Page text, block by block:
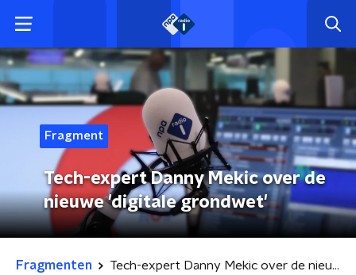
Fragment
Tech-expert Danny Mekic over de
nieuwe 'digitale grondwet'
Fragmenten Tech-expert Danny Mekic over de nieuwe 'digitale grondwet'